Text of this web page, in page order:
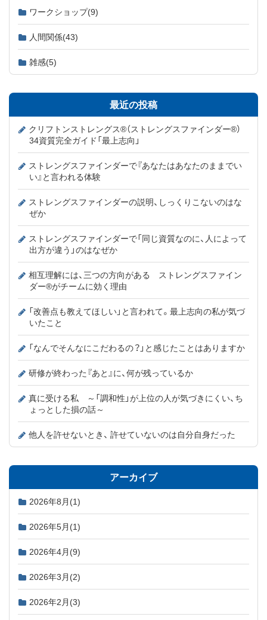
ワークショップ(9)
人間関係(43)
雑感(5)
最近の投稿
クリフトンストレングス®（ストレングスファインダー®）
34資質完全ガイド「最上志向」
ストレングスファインダーで『あなたはあなたのままでい
い』と言われる体験
ストレングスファインダーの説明、しっくりこないのはな
ぜか
ストレングスファインダーで「同じ資質なのに、人によって
出方が違う」のはなぜか
相互理解には、三つの方向がある ストレングスファイン
ダー®がチームに効く理由
「改善点も教えてほしい」と言われて。最上志向の私が気づ
いたこと
「なんでそんなにこだわるの？」と感じたことはありますか
研修が終わった『あと』に、何が残っているか
真に受ける私 ～「調和性」が上位の人が気づきにくい、ち
ょっとした損の話～
他人を許せないとき、 許せていないのは自分自身だった
アーカイブ
2026年8月 (1)
2026年5月 (1)
2026年4月 (9)
2026年3月 (2)
2026年2月 (3)